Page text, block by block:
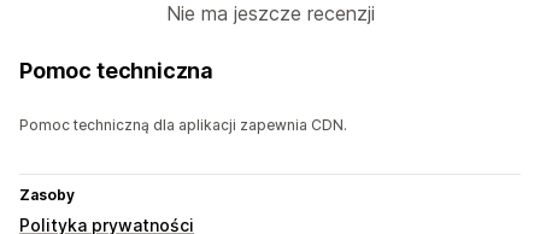
Nie ma jeszcze recenzji
Pomoc techniczna
Pomoc techniczną dla aplikacji zapewnia CDN.
Zasoby
Polityka prywatności